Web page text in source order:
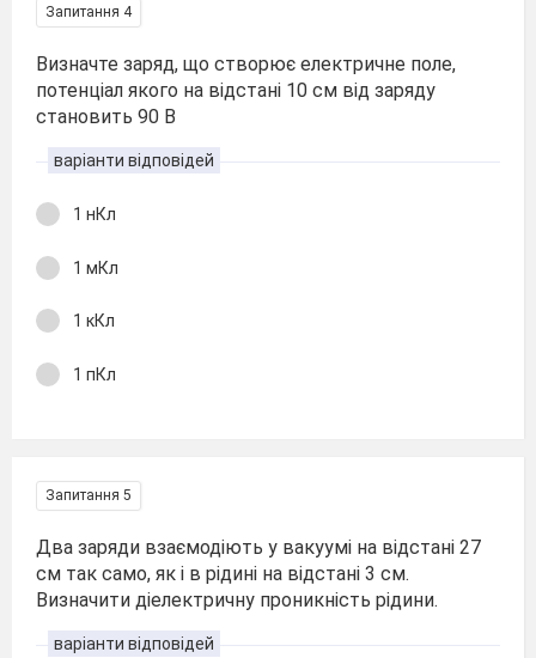
Запитання 4
Визначте заряд, що створює електричне поле,
потенціал якого на відстані 10 см від заряду
становить 90 В
варіанти відповідей
1 нКл
1 мКл
1 кКл
1 пКл
Запитання 5
Два заряди взаємодіють у вакуумі на відстані 27
см так само, як і в рідині на відстані 3 см.
Визначити діелектричну проникність рідини.
варіанти відповідей